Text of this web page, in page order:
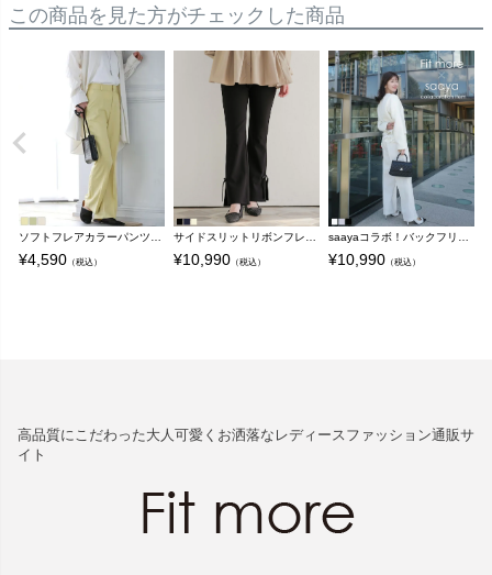
この商品を見た方がチェックした商品
¥4,590 （税込） ¥10,990 （税込） ¥10,990 （税込）
高品質にこだわった大人可愛くお洒落なレディースファッション通販サ
イト